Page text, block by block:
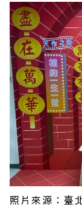
照片來源：臺